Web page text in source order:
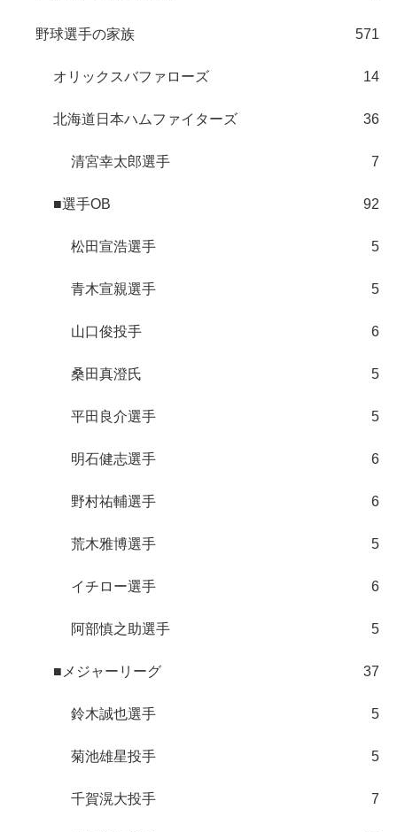
野球選手の家族 571
オリックスバファローズ 14
北海道日本ハムファイターズ 36
清宮幸太郎選手 7
■選手OB 92
松田宣浩選手 5
青木宣親選手 5
山口俊投手 6
桑田真澄氏 5
平田良介選手 5
明石健志選手 6
野村祐輔選手 6
荒木雅博選手 5
イチロー選手 6
阿部慎之助選手 5
■メジャーリーグ 37
鈴木誠也選手 5
菊池雄星投手 5
千賀滉大投手 7